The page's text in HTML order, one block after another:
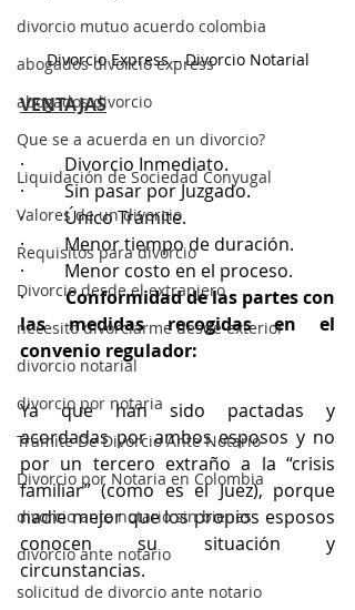
divorcio mutuo acuerdo colombia
abogados divorcio express
abogados divorcio
Que se a acuerda en un divorcio?
Liquidación de Sociedad Conyugal
Valores de un divorcio
Requisitos para divorcio
Divorcio desde el extranjero
necesito divorciarme desde exterior
divorcio notarial
divorcio por notaria
Tramite De Divorcio Ante Notario
Divorcio por Notaria en Colombia
divorcio ante notario sin bienes
divorcio ante notario
solicitud de divorcio ante notario
Divorcio Express – Divorcio Notarial
VENTAJAS
·         Divorcio Inmediato.
·         Sin pasar por Juzgado.
·         Único Trámite.
·         Menor tiempo de duración.
·         Menor costo en el proceso.
· Conformidad de las partes con
las medidas recogidas en el
convenio regulador:
Ya que han sido pactadas y
acordadas por ambos esposos y no
por un tercero extraño a la “crisis
familiar” (como es el Juez), porque
nadie mejor que los propios esposos
conocen su situación y
circunstancias.